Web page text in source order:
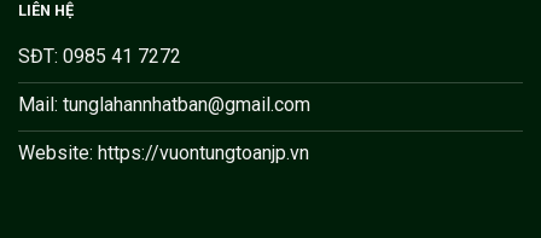
LIÊN HỆ
SĐT: 0985 41 7272
Mail: tunglahannhatban@gmail.com
Website: https://vuontungtoanjp.vn